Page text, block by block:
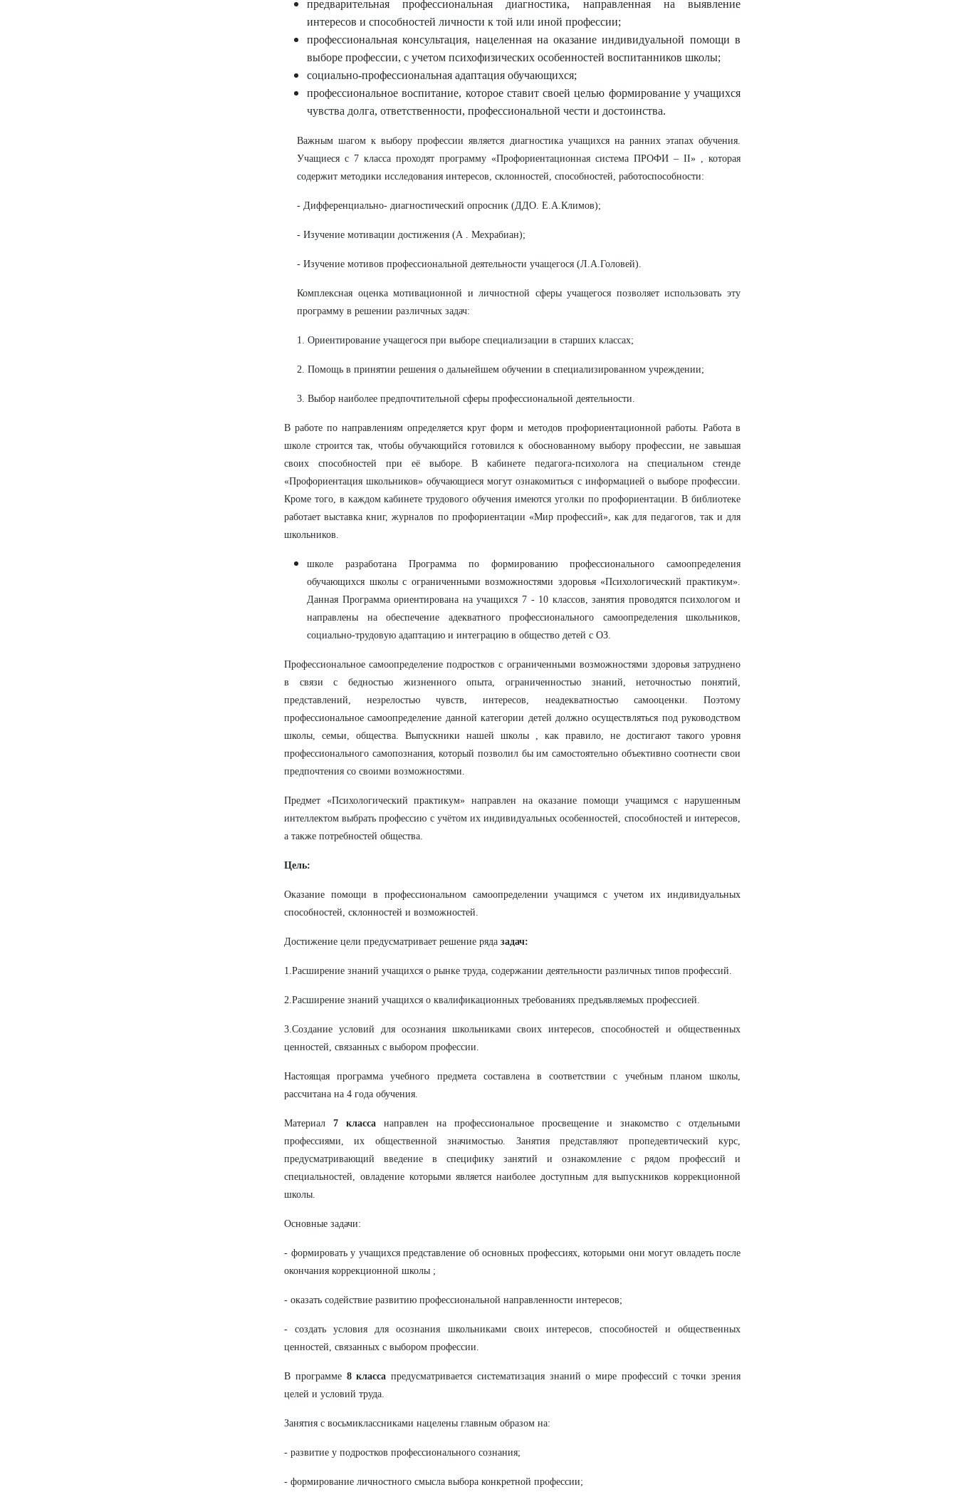
предварительная профессиональная диагностика, направленная на выявление
интересов и способностей личности к той или иной профессии;
профессиональная консультация, нацеленная на оказание индивидуальной помощи в
выборе профессии, с учетом психофизических особенностей воспитанников школы;
социально-профессиональная адаптация обучающихся;
профессиональное воспитание, которое ставит своей целью формирование у учащихся
чувства долга, ответственности, профессиональной чести и достоинства.
Важным шагом к выбору профессии является диагностика учащихся на ранних этапах обучения.
Учащиеся с 7 класса проходят программу «Профориентационная система ПРОФИ – II» , которая
содержит методики исследования интересов, склонностей, способностей, работоспособности:
- Дифференциально- диагностический опросник (ДДО. Е.А.Климов);
- Изучение мотивации достижения (А . Мехрабиан);
- Изучение мотивов профессиональной деятельности учащегося (Л.А.Головей).
Комплексная оценка мотивационной и личностной сферы учащегося позволяет использовать эту
программу в решении различных задач:
1. Ориентирование учащегося при выборе специализации в старших классах;
2. Помощь в принятии решения о дальнейшем обучении в специализированном учреждении;
3. Выбор наиболее предпочтительной сферы профессиональной деятельности.
В работе по направлениям определяется круг форм и методов профориентационной работы. Работа в
школе строится так, чтобы обучающийся готовился к обоснованному выбору профессии, не завышая
своих способностей при её выборе. В кабинете педагога-психолога на специальном стенде
«Профориентация школьников» обучающиеся могут ознакомиться с информацией о выборе профессии.
Кроме того, в каждом кабинете трудового обучения имеются уголки по профориентации. В библиотеке
работает выставка книг, журналов по профориентации «Мир профессий», как для педагогов, так и для
школьников.
школе разработана Программа по формированию профессионального самоопределения
обучающихся школы с ограниченными возможностями здоровья «Психологический практикум».
Данная Программа ориентирована на учащихся 7 - 10 классов, занятия проводятся психологом и
направлены на обеспечение адекватного профессионального самоопределения школьников,
социально-трудовую адаптацию и интеграцию в общество детей с ОЗ.
Профессиональное самоопределение подростков с ограниченными возможностями здоровья затруднено
в связи с бедностью жизненного опыта, ограниченностью знаний, неточностью понятий,
представлений, незрелостью чувств, интересов, неадекватностью самооценки. Поэтому
профессиональное самоопределение данной категории детей должно осуществляться под руководством
школы, семьи, общества. Выпускники нашей школы , как правило, не достигают такого уровня
профессионального самопознания, который позволил бы им самостоятельно объективно соотнести свои
предпочтения со своими возможностями.
Предмет «Психологический практикум» направлен на оказание помощи учащимся с нарушенным
интеллектом выбрать профессию с учётом их индивидуальных особенностей, способностей и интересов,
а также потребностей общества.
Цель:
Оказание помощи в профессиональном самоопределении учащимся с учетом их индивидуальных
способностей, склонностей и возможностей.
Достижение цели предусматривает решение ряда задач:
1.Расширение знаний учащихся о рынке труда, содержании деятельности различных типов профессий.
2.Расширение знаний учащихся о квалификационных требованиях предъявляемых профессией.
3.Создание условий для осознания школьниками своих интересов, способностей и общественных
ценностей, связанных с выбором профессии.
Настоящая программа учебного предмета составлена в соответствии с учебным планом школы,
рассчитана на 4 года обучения.
Материал 7 класса направлен на профессиональное просвещение и знакомство с отдельными
профессиями, их общественной значимостью. Занятия представляют пропедевтический курс,
предусматривающий введение в специфику занятий и ознакомление с рядом профессий и
специальностей, овладение которыми является наиболее доступным для выпускников коррекционной
школы.
Основные задачи:
- формировать у учащихся представление об основных профессиях, которыми они могут овладеть после
окончания коррекционной школы ;
- оказать содействие развитию профессиональной направленности интересов;
- создать условия для осознания школьниками своих интересов, способностей и общественных
ценностей, связанных с выбором профессии.
В программе 8 класса предусматривается систематизация знаний о мире профессий с точки зрения
целей и условий труда.
Занятия с восьмиклассниками нацелены главным образом на:
- развитие у подростков профессионального сознания;
- формирование личностного смысла выбора конкретной профессии;